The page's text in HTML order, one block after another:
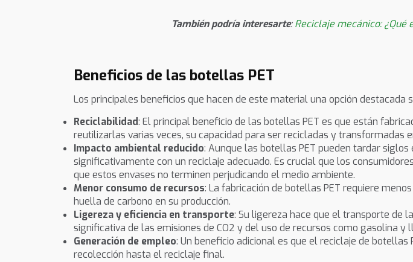
También podría interesarte:Reciclaje mecánico:
Beneficios de las botellas PET
Los principales beneficios que hacen de este material una opción destacada
Reciclabilidad: El principal beneficio de las botellas PET es que están
reutilizarlas varias veces, su capacidad para ser recicladas y transformadas
Impacto ambiental reducido: Aunque las botellas PET pueden tardar
significativamente con un reciclaje adecuado. Es crucial que los
que estos envases no terminen perjudicando el medio ambiente.
Menor consumo de recursos: La fabricación de botellas PET requiere
huella de carbono en su producción.
Ligereza y eficiencia en transporte: Su ligereza hace que el transporte de
significativa de las emisiones de CO2 y del uso de recursos como gasolina y
Generación de empleo: Un beneficio adicional es que el reciclaje de
recolección hasta el reciclaje final.